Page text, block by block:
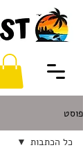
פוסט
כל הכתבות